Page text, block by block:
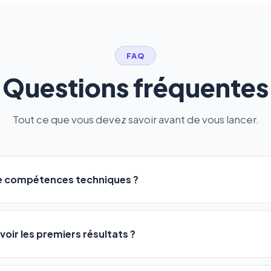
FAQ
Questions fréquentes
Tout ce que vous devez savoir avant de vous lancer.
compétences techniques ?
a été conçu pour être accessible àtous les profils:
ou agences. Pas de code, pas de configuration complexe —
votre activité, et le logiciel gère tout en automatique
les premiers résultats ?
observent une amélioration de leur positionnement en4